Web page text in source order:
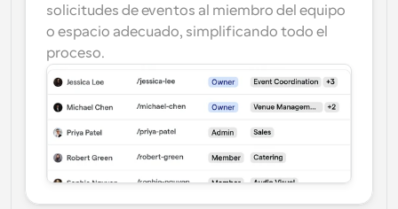
solicitudes de eventos al miembro del equipo
o espacio adecuado, simplificando todo el
proceso.